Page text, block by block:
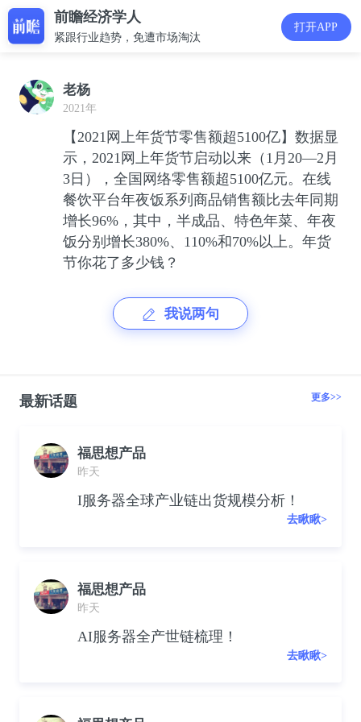
前瞻经济学人
紧跟行业趋势，免遭市场淘汰
打开APP
老杨
2021年
【2021网上年货节零售额超5100亿】数据显
示，2021网上年货节启动以来（1月20—2月
3日），全国网络零售额超5100亿元。在线
餐饮平台年夜饭系列商品销售额比去年同期
增长96%，其中，半成品、特色年菜、年夜
饭分别增长380%、110%和70%以上。年货
节你花了多少钱？
我说两句
最新话题 更多>>
福思想产品
昨天
I服务器全球产业链出货规模分析！
去瞅瞅>
福思想产品
昨天
AI服务器全产世链梳理！
去瞅瞅>